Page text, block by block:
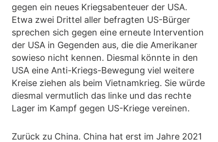
gegen ein neues Kriegsabenteuer der USA.
Etwa zwei Drittel aller befragten US-Bürger
sprechen sich gegen eine erneute Intervention
der USA in Gegenden aus, die die Amerikaner
sowieso nicht kennen. Diesmal könnte in den
USA eine Anti-Kriegs-Bewegung viel weitere
Kreise ziehen als beim Vietnamkrieg. Sie würde
diesmal vermutlich das linke und das rechte
Lager im Kampf gegen US-Kriege vereinen.
Zurück zu China. China hat erst im Jahre 2021